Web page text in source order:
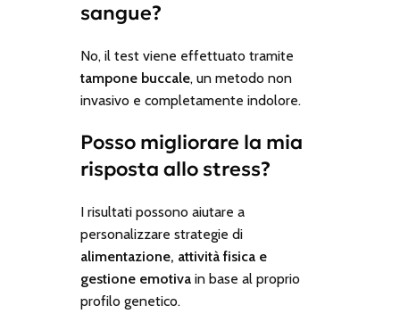
sangue?
No, il test viene effettuato tramite
tampone buccale, un metodo non
invasivo e completamente indolore.
Posso migliorare la mia
risposta allo stress?
I risultati possono aiutare a
personalizzare strategie di
alimentazione, attività fisica e
gestione emotivain base al proprio
profilo genetico.